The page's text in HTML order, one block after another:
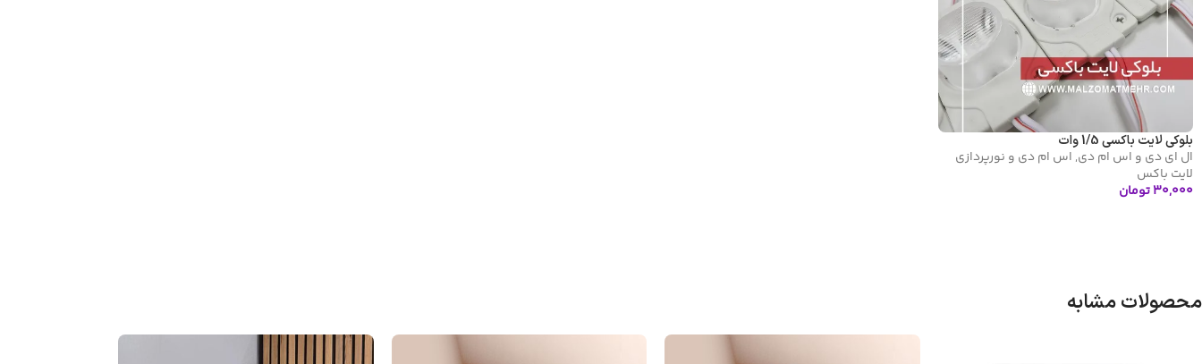
بلوکی لایت باکسی 1/5 وات
ال ای دی و اس ام دی, اس ام دی و نورپردازی
لایت باکس
۳۰,۰۰۰تومان
محصولات مشابه